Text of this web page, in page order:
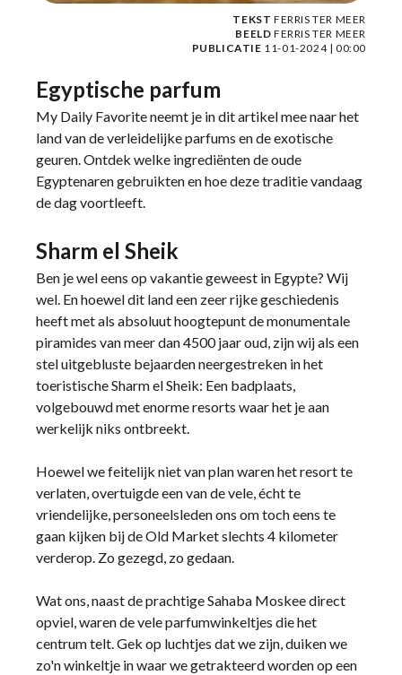
TEKST FERRIS TER MEER
BEELD FERRIS TER MEER
PUBLICATIE 11-01-2024 | 00:00
Egyptische parfum
My Daily Favorite neemt je in dit artikel mee naar het
land van de verleidelijke parfums en de exotische
geuren. Ontdek welke ingrediënten de oude
Egyptenaren gebruikten en hoe deze traditie vandaag
de dag voortleeft.
Sharm el Sheik
Ben je wel eens op vakantie geweest in Egypte? Wij
wel. En hoewel dit land een zeer rijke geschiedenis
heeft met als absoluut hoogtepunt de monumentale
piramides van meer dan 4500 jaar oud, zijn wij als een
stel uitgebluste bejaarden neergestreken in het
toeristische Sharm el Sheik: Een badplaats,
volgebouwd met enorme resorts waar het je aan
werkelijk niks ontbreekt.
Hoewel we feitelijk niet van plan waren het resort te
verlaten, overtuigde een van de vele, écht te
vriendelijke, personeelsleden ons om toch eens te
gaan kijken bij de Old Market slechts 4 kilometer
verderop. Zo gezegd, zo gedaan.
Wat ons, naast de prachtige Sahaba Moskee direct
opviel, waren de vele parfumwinkeltjes die het
centrum telt. Gek op luchtjes dat we zijn, duiken we
zo'n winkeltje in waar we getrakteerd worden op een